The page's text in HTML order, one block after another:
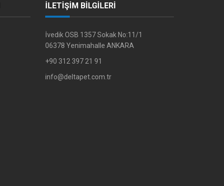
İLETİŞİM BİLGİLERİ
İvedik OSB 1357 Sokak No:11/1
06378 Yenimahalle ANKARA
+90 312 397 21 91
info@deltapet.com.tr